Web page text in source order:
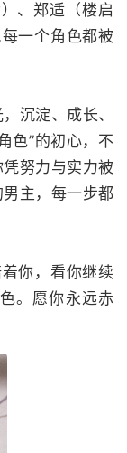
、郑适（楼启
一个角色都被
沉淀、成长、
色”的初心，不
努力与实力被
主，每一步都
你，看你继续
。愿你永远赤